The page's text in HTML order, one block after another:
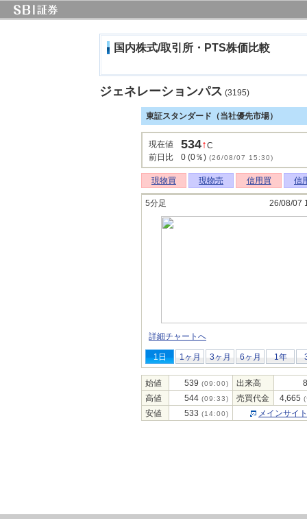
国内株式/取引所・PTS株価比較
ジェネレーションパス (3195)
東証スタンダード（当社優先市場）
現在値 534↑C
前日比
0 (0％) (26/08/07 15:30)
現物買 現物売 信用買 信
5分足 26/08/07
詳細チャートへ
1日 1ヶ月 3ヶ月 6ヶ月 1年
始値 539 (09:00) 出来高
高値
544 (09:33) 売買代金 4,665
安値 533 (14:00) メインサイ